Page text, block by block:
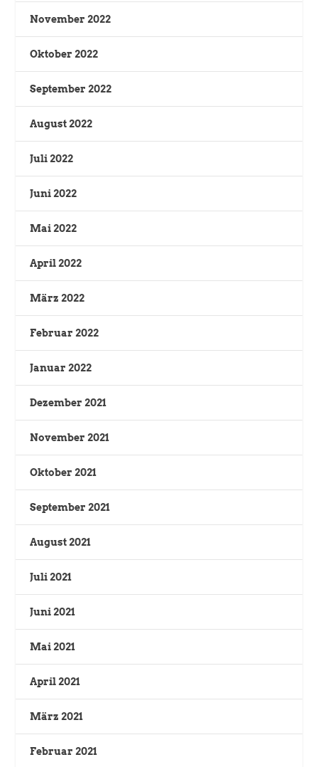
November 2022
Oktober 2022
September 2022
August 2022
Juli 2022
Juni 2022
Mai 2022
April 2022
März 2022
Februar 2022
Januar 2022
Dezember 2021
November 2021
Oktober 2021
September 2021
August 2021
Juli 2021
Juni 2021
Mai 2021
April 2021
März 2021
Februar 2021